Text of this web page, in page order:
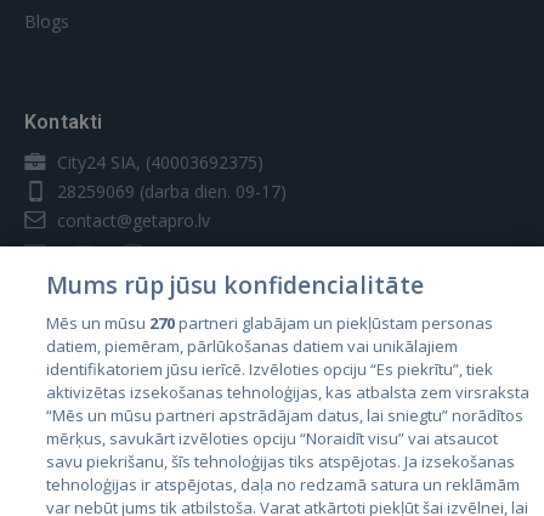
Blogs
Kontakti
City24 SIA, (40003692375)
28259069 (darba dien. 09-17)
contact@getapro.lv
Valstis
Igaunija
Latvija
Lietuva
Mums rūp jūsu konfidencialitāte
Mēs un mūsu 270partneri glabājam un piekļūstam personas
datiem, piemēram, pārlūkošanas datiem vai unikālajiem
identifikatoriem jūsu ierīcē. Izvēloties opciju “Es piekrītu”, tiek
aktivizētas izsekošanas tehnoloģijas, kas atbalsta zem virsraksta
“Mēs un mūsu partneri apstrādājam datus, lai sniegtu” norādītos
mērķus, savukārt izvēloties opciju “Noraidīt visu” vai atsaucot
savu piekrišanu, šīs tehnoloģijas tiks atspējotas. Ja izsekošanas
tehnoloģijas ir atspējotas, daļa no redzamā satura un reklāmām
var nebūt jums tik atbilstoša. Varat atkārtoti piekļūt šai izvēlnei, lai